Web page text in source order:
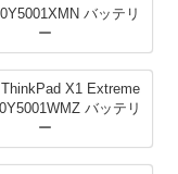
バッテリ
ー
X1 Extreme
バッテリ
ー